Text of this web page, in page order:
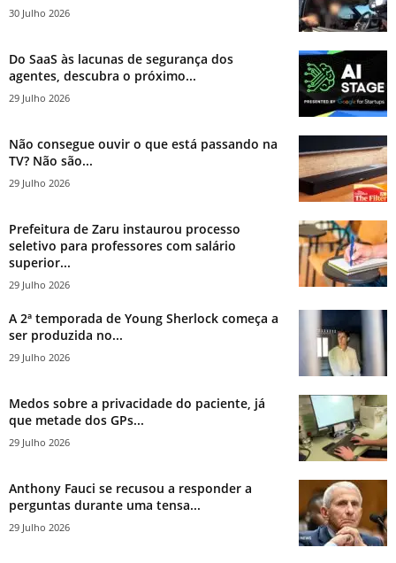
30 Julho 2026
Do SaaS às lacunas de segurança dos
agentes, descubra o próximo...
29 Julho 2026
Não consegue ouvir o que está passando na
TV? Não são...
29 Julho 2026
Prefeitura de Zaru instaurou processo
seletivo para professores com salário
superior...
29 Julho 2026
A 2ª temporada de Young Sherlock começa a
ser produzida no...
29 Julho 2026
Medos sobre a privacidade do paciente, já
que metade dos GPs...
29 Julho 2026
Anthony Fauci se recusou a responder a
perguntas durante uma tensa...
29 Julho 2026